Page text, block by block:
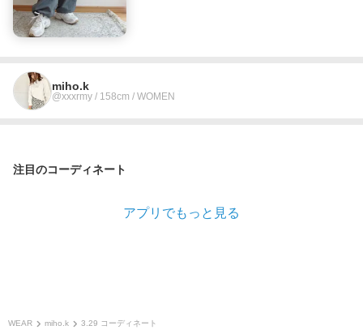
miho.k
@xxxrmy / 158cm / WOMEN
注目のコーディネート
アプリでもっと見る
WEAR miho.k 3.29 コーディネート